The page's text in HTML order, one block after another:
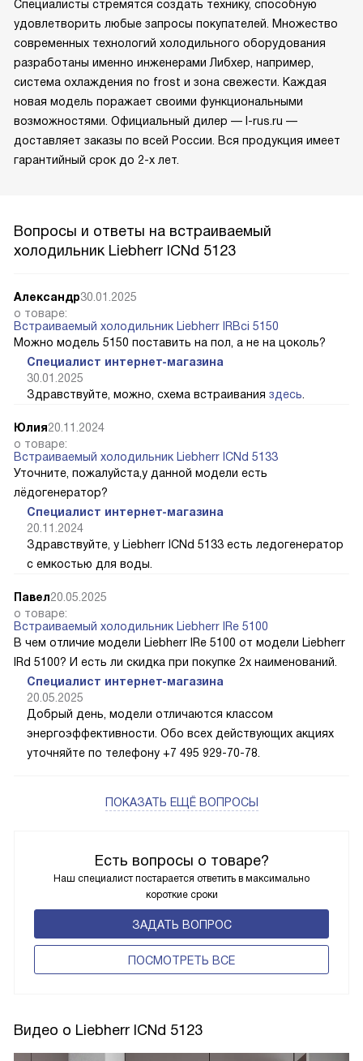
Специалисты стремятся создать технику, способную
удовлетворить любые запросы покупателей. Множество
современных технологий холодильного оборудования
разработаны именно инженерами Либхер, например,
система охлаждения no frost и зона свежести. Каждая
новая модель поражает своими функциональными
возможностями. Официальный дилер — l-rus.ru —
доставляет заказы по всей России. Вся продукция имеет
гарантийный срок до 2-х лет.
Вопросы и ответы на встраиваемый
холодильник Liebherr ICNd 5123
Есть вопросы о товаре?
Наш специалист постарается ответить в максимально
короткие сроки
ЗАДАТЬ ВОПРОС
ПОCМОТРЕТЬ ВСЕ
Александр30.01.2025
о товаре:
Встраиваемый холодильник Liebherr IRBci 5150
Можно модель 5150 поставить на пол, а не на цоколь?
Специалист интернет-магазина
30.01.2025
Здравствуйте, можно, схема встраивания здесь
Юлия20.11.2024
о товаре:
Встраиваемый холодильник Liebherr ICNd 5133
Уточните, пожалуйста,у данной модели есть
лёдогенератор?
Специалист интернет-магазина
20.11.2024
Здравствуйте, у Liebherr ICNd 5133 есть ледогенератор
с емкостью для воды.
Павел20.05.2025
о товаре:
Встраиваемый холодильник Liebherr IRe 5100
В чем отличие модели Liebherr IRe 5100 от модели Liebherr
IRd 5100? И есть ли скидка при покупке 2х наименований.
Специалист интернет-магазина
20.05.2025
Добрый день, модели отличаются классом
энергоэффективности. Обо всех действующих акциях
уточняйте по телефону +7 495 929-70-78.
ПОКАЗАТЬ ЕЩЁ ВОПРОСЫ
Видео о Liebherr ICNd 5123